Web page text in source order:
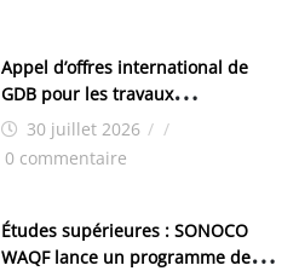
Appel d’offres international de
GDB pour les travaux
d’aménagement de la zone
industrielle de FANDJE (PAZIF)
30 juillet 2026 / /
0 commentaire
Études supérieures : SONOCO
WAQF lance un programme de